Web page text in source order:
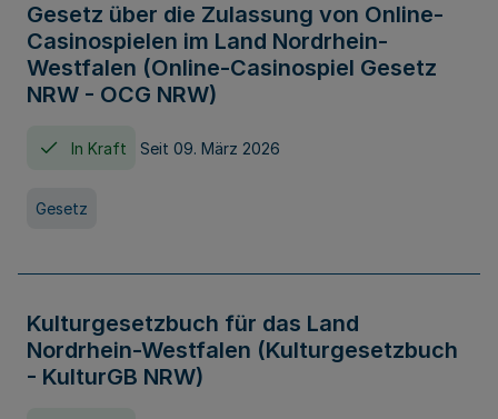
Gesetz über die Zulassung von Online-
Casinospielen im Land Nordrhein-
Westfalen (Online-Casinospiel Gesetz
NRW - OCG NRW)
In Kraft Seit 09. März 2026
Gesetz
Kulturgesetzbuch für das Land
Nordrhein-Westfalen (Kulturgesetzbuch
- KulturGB NRW)